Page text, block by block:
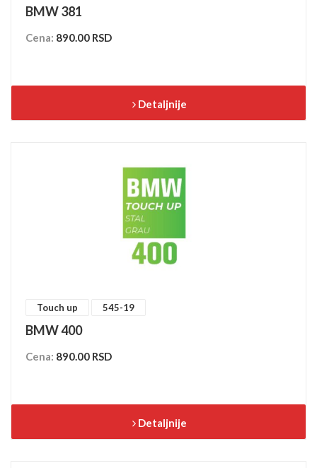
BMW 381
Cena: 890.00 RSD
Detaljnije
Touch up 545-19
BMW 400
Cena: 890.00 RSD
Detaljnije